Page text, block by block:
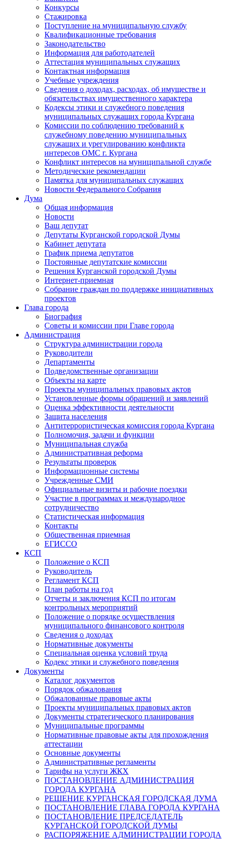
Конкурсы
Стажировка
Поступление на муниципальную службу
Квалификационные требования
Законодательство
Информация для работодателей
Аттестация муниципальных служащих
Контактная информация
Учебные учреждения
Сведения о доходах, расходах, об имуществе и
обязательствах имущественного характера
Кодексы этики и служебного поведения
муниципальных служащих города Кургана
Комиссии по соблюдению требований к
служебному поведению муниципальных
служащих и урегулированию конфликта
интересов ОМС г. Кургана
Конфликт интересов на муниципальной службе
Методические рекомендации
Памятка для муниципальных служащих
Новости Федерального Cобрания
Дума
Общая информация
Новости
Ваш депутат
Депутаты Курганской городской Думы
Кабинет депутата
График приема депутатов
Постоянные депутатские комиссии
Решения Курганской городской Думы
Интернет-приемная
Собрание граждан по поддержке инициативных
проектов
Глава города
Биография
Советы и комиссии при Главе города
Администрация
Структура администрации города
Руководители
Департаменты
Подведомственные организации
Объекты на карте
Проекты муниципальных правовых актов
Установленные формы обращений и заявлений
Оценка эффективности деятельности
Защита населения
Антитеррористическая комиссия города Кургана
Полномочия, задачи и функции
Муниципальная служба
Административная реформа
Результаты проверок
Информационные системы
Учрежденные СМИ
Официальные визиты и рабочие поездки
Участие в программах и международное
сотрудничество
Статистическая информация
Контакты
Общественная приемная
ЕГИССО
КСП
Положение о КСП
Руководитель
Регламент КСП
План работы на год
Отчеты и заключения КСП по итогам
контрольных мероприятий
Положение о порядке осуществления
муниципального финансового контроля
Сведения о доходах
Нормативные документы
Специальная оценка условий труда
Кодекс этики и служебного поведения
Документы
Каталог документов
Порядок обжалования
Обжалованные правовые акты
Проекты муниципальных правовых актов
Документы стратегического планирования
Муниципальные программы
Нормативные правовые акты для прохождения
аттестации
Основные документы
Административные регламенты
Тарифы на услуги ЖКХ
ПОСТАНОВЛЕНИЕ АДМИНИСТРАЦИЯ
ГОРОДА КУРГАНА
РЕШЕНИЕ КУРГАНСКАЯ ГОРОДСКАЯ ДУМА
ПОСТАНОВЛЕНИЕ ГЛАВА ГОРОДА КУРГАНА
ПОСТАНОВЛЕНИЕ ПРЕДСЕДАТЕЛЬ
КУРГАНСКОЙ ГОРОДСКОЙ ДУМЫ
РАСПОРЯЖЕНИЕ АДМИНИСТРАЦИИ ГОРОДА